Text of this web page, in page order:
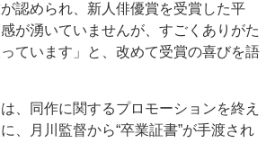
認められ、新人俳優賞を受賞した平
が湧いていませんが、すごくありがた
ています」と、改めて受賞の喜びを語
、同作に関するプロモーションを終え
、月川監督から“卒業証書”が手渡され